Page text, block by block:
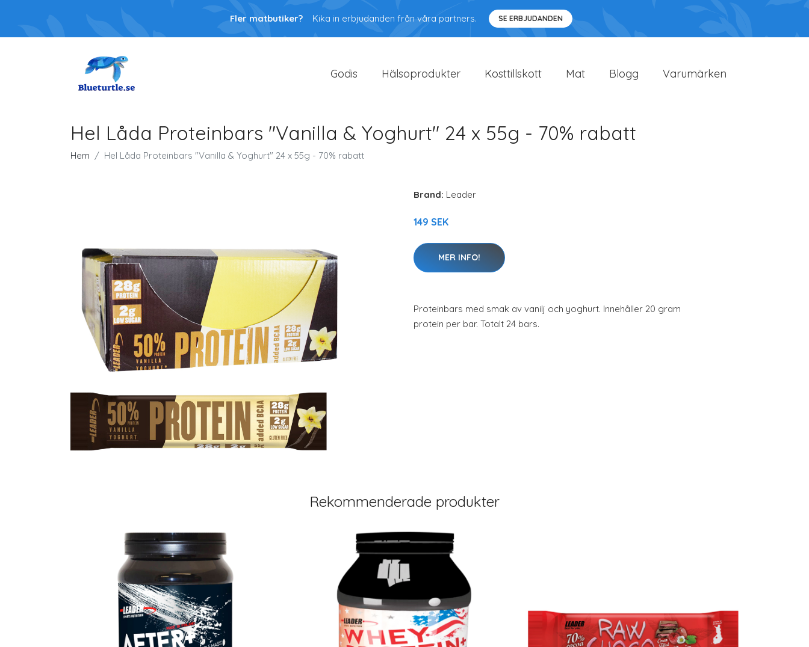
Fler matbutiker? Kika in erbjudanden från våra partners. SE ERBJUDANDEN
Godis Hälsoprodukter Kosttillskott Mat Blogg Varumärken
Hel Låda Proteinbars "Vanilla & Yoghurt" 24 x 55g - 70% rabatt
Hem Hel Låda Proteinbars "Vanilla & Yoghurt" 24 x 55g - 70% rabatt
Brand: Leader
149 SEK
MER INFO!
Proteinbars med smak av vanilj och yoghurt. Innehåller 20 gram
protein per bar. Totalt 24 bars.
Rekommenderade produkter